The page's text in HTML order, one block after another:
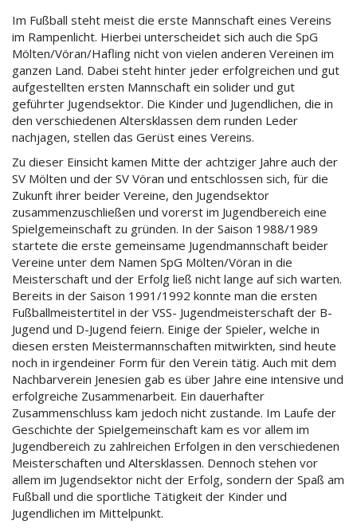
Im Fußball steht meist die erste Mannschaft eines Vereins
im Rampenlicht. Hierbei unterscheidet sich auch die SpG
Mölten/Vöran/Hafling nicht von vielen anderen Vereinen im
ganzen Land. Dabei steht hinter jeder erfolgreichen und gut
aufgestellten ersten Mannschaft ein solider und gut
geführter Jugendsektor. Die Kinder und Jugendlichen, die in
den verschiedenen Altersklassen dem runden Leder
nachjagen, stellen das Gerüst eines Vereins.
Zu dieser Einsicht kamen Mitte der achtziger Jahre auch der
SV Mölten und der SV Vöran und entschlossen sich, für die
Zukunft ihrer beider Vereine, den Jugendsektor
zusammenzuschließen und vorerst im Jugendbereich eine
Spielgemeinschaft zu gründen. In der Saison 1988/1989
startete die erste gemeinsame Jugendmannschaft beider
Vereine unter dem Namen SpG Mölten/Vöran in die
Meisterschaft und der Erfolg ließ nicht lange auf sich warten.
Bereits in der Saison 1991/1992 konnte man die ersten
Fußballmeistertitel in der VSS- Jugendmeisterschaft der B-
Jugend und D-Jugend feiern. Einige der Spieler, welche in
diesen ersten Meistermannschaften mitwirkten, sind heute
noch in irgendeiner Form für den Verein tätig. Auch mit dem
Nachbarverein Jenesien gab es über Jahre eine intensive und
erfolgreiche Zusammenarbeit. Ein dauerhafter
Zusammenschluss kam jedoch nicht zustande. Im Laufe der
Geschichte der Spielgemeinschaft kam es vor allem im
Jugendbereich zu zahlreichen Erfolgen in den verschiedenen
Meisterschaften und Altersklassen. Dennoch stehen vor
allem im Jugendsektor nicht der Erfolg, sondern der Spaß am
Fußball und die sportliche Tätigkeit der Kinder und
Jugendlichen im Mittelpunkt.